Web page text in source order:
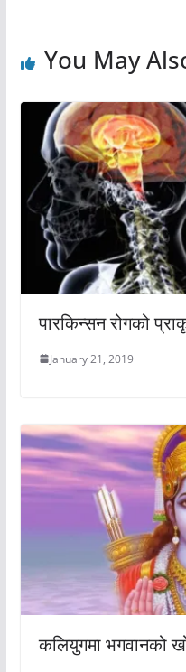
You May
पारकिन्सन रोगको
January 21, 2019
कलियुगमा भगवानको